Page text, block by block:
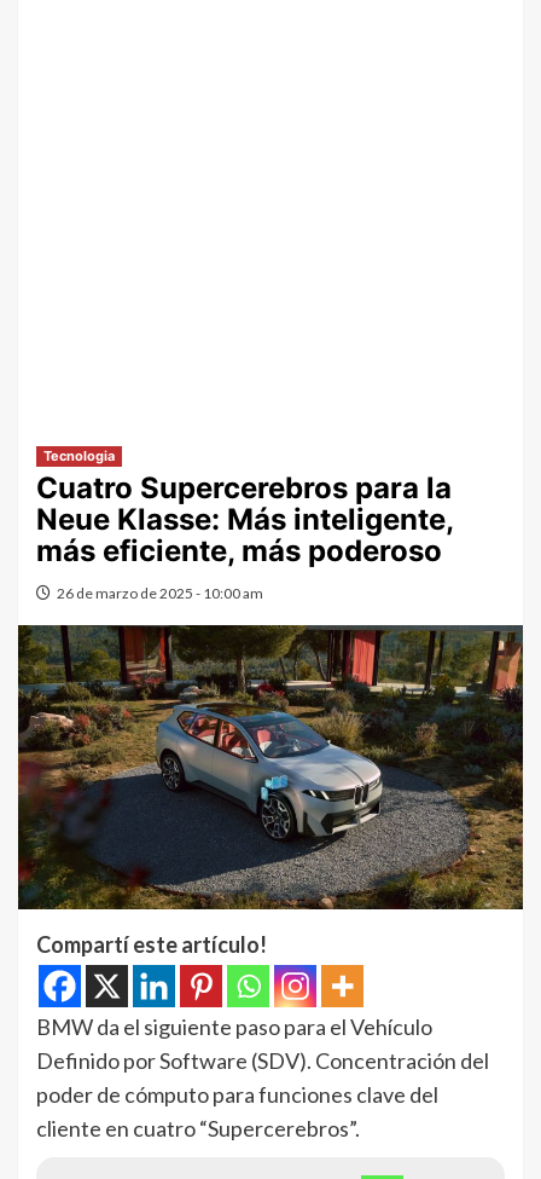
Tecnologia
Cuatro Supercerebros para la
Neue Klasse: Más inteligente,
más eficiente, más poderoso
26 de marzo de 2025 - 10:00 am
Compartí este artículo!
BMW da el siguiente paso para el Vehículo
Definido por Software (SDV). Concentración del
poder de cómputo para funciones clave del
cliente en cuatro “Supercerebros”.